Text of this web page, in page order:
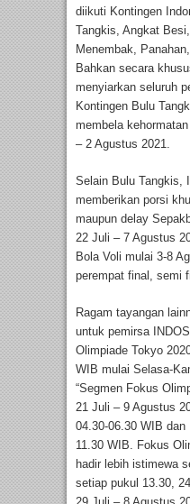
diikuti Kontingen
Tangkis, Angkat
Menembak,
Bahkan secara
menyiarkan seluruh
Kontingen Bulu
membela
– 2 Agustus 2021.
Selain Bulu Tangkis,
memberikan porsi
maupun delay
22 Juli – 7 Agustus
Bola Voli mulai 3-8
perempat final, semi
Ragam tayangan
untuk pemirsa
Olimpiade Tokyo
WIB mulai Selasa-
“Segmen Fokus
21 Juli – 9 Agustus
04.30-06.30 WIB
11.30 WIB. Fokus
hadir lebih istimewa
setiap pukul 13.30,